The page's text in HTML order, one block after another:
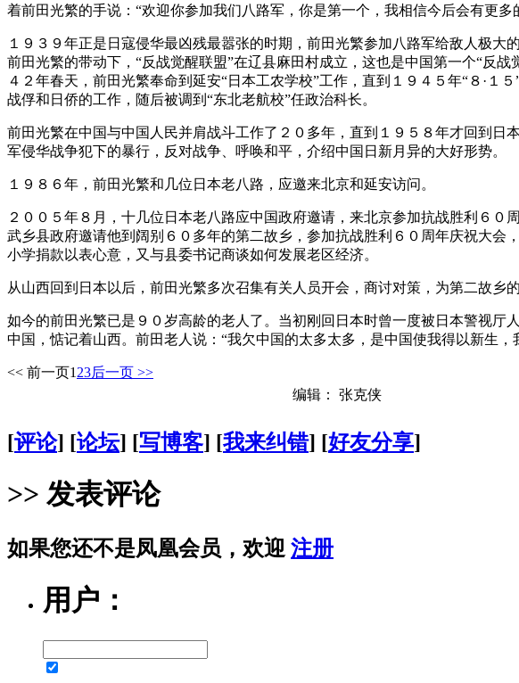
着前田光繁的手说：“欢迎你参加我们八路军，你是第一个，我相信今后会有更
１９３９年正是日寇侵华最凶残最嚣张的时期，前田光繁参加八路军给敌人极
前田光繁的带动下，“反战觉醒联盟”在辽县麻田村成立，这也是中国第一个“反
４２年春天，前田光繁奉命到延安“日本工农学校”工作，直到１９４５年“８·
战俘和日侨的工作，随后被调到“东北老航校”任政治科长。
前田光繁在中国与中国人民并肩战斗工作了２０多年，直到１９５８年才回到
军侵华战争犯下的暴行，反对战争、呼唤和平，介绍中国日新月异的大好形势。
１９８６年，前田光繁和几位日本老八路，应邀来北京和延安访问。
２００５年８月，十几位日本老八路应中国政府邀请，来北京参加抗战胜利６
武乡县政府邀请他到阔别６０多年的第二故乡，参加抗战胜利６０周年庆祝大
小学捐款以表心意，又与县委书记商谈如何发展老区经济。
从山西回到日本以后，前田光繁多次召集有关人员开会，商讨对策，为第二故乡
如今的前田光繁已是９０岁高龄的老人了。当初刚回日本时曾一度被日本警视
中国，惦记着山西。前田老人说：“我欠中国的太多太多，是中国使我得以新生
<< 前一页1 23后一页 >>
编辑： 张克侠
[评论] [论坛] [写博客] [我来纠错] [好友分享]
>> 发表评论
如果您还不是凤凰会员，欢迎 注册
用户：